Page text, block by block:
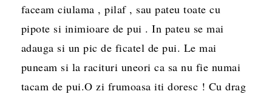
faceam ciulama , pilaf , sau pateu toate cu
pipote si inimioare de pui . In pateu se mai
adauga si un pic de ficatel de pui. Le mai
puneam si la racituri uneori ca sa nu fie numai
tacam de pui.O zi frumoasa iti doresc ! Cu drag